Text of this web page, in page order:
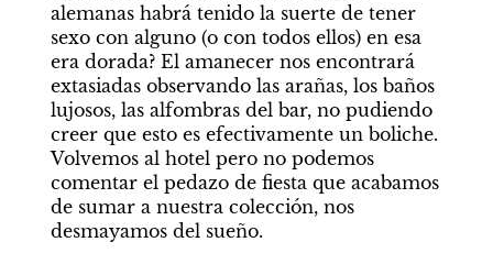
alemanas habrá tenido la suerte de tener
sexo con alguno (o con todos ellos) en esa
era dorada? El amanecer nos encontrará
extasiadas observando las arañas, los baños
lujosos, las alfombras del bar, no pudiendo
creer que esto es efectivamente un boliche.
Volvemos al hotel pero no podemos
comentar el pedazo de fiesta que acabamos
de sumar a nuestra colección, nos
desmayamos del sueño.